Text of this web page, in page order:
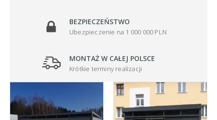
BEZPIECZEŃSTWO
Ubezpieczenie na 1 000 000 PLN
MONTAŻ W CAŁEJ POLSCE
Krótkie terminy realizacji